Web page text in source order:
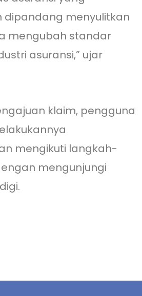
dipandang menyulitkan
mengubah standar
asuransi,” ujar
klaim, pengguna
mengikuti langkah-
mengunjungi